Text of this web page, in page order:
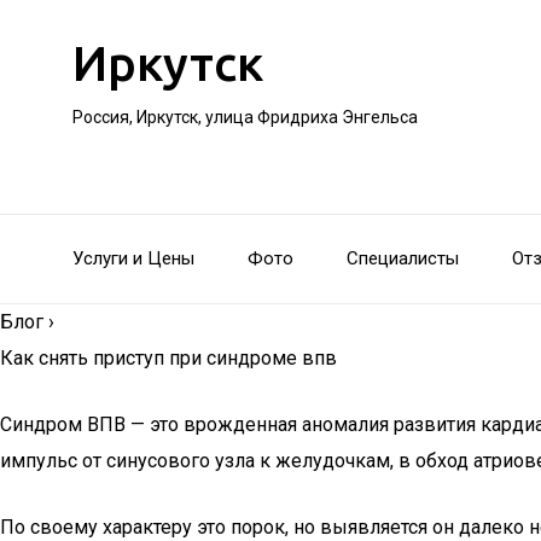
Иркутск
Россия, Иркутск, улица Фридриха Энгельса
Услуги и Цены Фото Специалисты
Блог ›
Как снять приступ при синдроме впв
Синдром ВПВ — это врожденная аномалия развития
импульс от синусового узла к желудочкам, в обход
По своему характеру это порок, но выявляется он